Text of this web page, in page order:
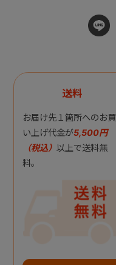
送料
お届け先１箇所へのお買
い上げ代金が5,500円
（税込） 以上で送料無
料。